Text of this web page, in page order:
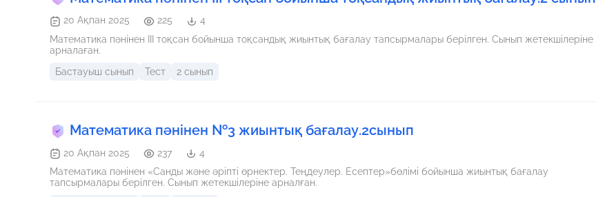
20 Ақпан 2025 225
4
Математика пәнінен ІІІ тоқсан бойынша тоқсандық жиынтық бағалау тапсырмалары берілген. Сынып жетекшілеріне
арналаған.
Бастауыш сынып
Тест 2 сынып
Математика пәнінен №3 жиынтық бағалау.2сынып
20 Ақпан 2025 237
4
Математика пәнінен «Санды және әріпті өрнектер. Теңдеулер. Есептер»бөлімі бойынша жиынтық бағалау
тапсырмалары берілген. Сынып жетекшілеріне арналған.